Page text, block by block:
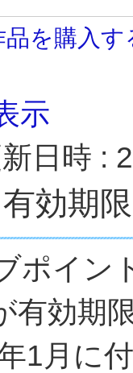
品を購入す
示
日時 :
効期
ポイン
有効期
1月に